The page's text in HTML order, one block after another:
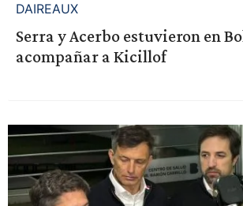
DAIREAUX
Serra y Acerbo estuvieron en
acompañar a Kicillof